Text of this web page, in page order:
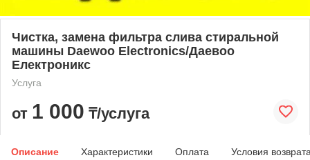
Чистка, замена фильтра слива стиральной
машины Daewoo Electronics/Даевоо
Електроникс
Услуга
от 1 000 ₸/услуга
Описание Характеристики Оплата Условия